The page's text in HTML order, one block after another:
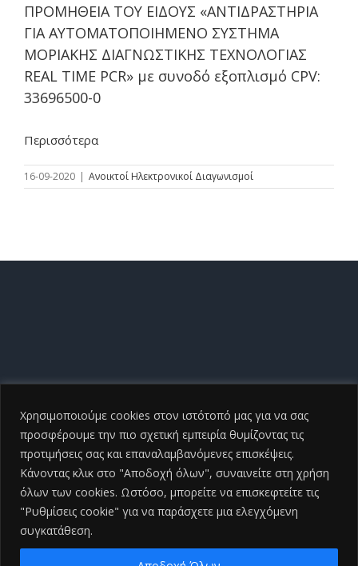
Χρησιμοποιούμε cookies στον ιστότοπό μας για να σας
προσφέρουμε την πιο σχετική εμπειρία θυμίζοντας τις
προτιμήσεις σας και επαναλαμβανόμενες επισκέψεις.
Κάνοντας κλικ στο "Αποδοχή όλων", συναινείτε στη χρήση
όλων των cookies. Ωστόσο, μπορείτε να επισκεφτείτε τις
"Ρυθμίσεις cookie" για να παράσχετε μια ελεγχόμενη
συγκατάθεση.
ΠΡΟΜΗΘΕΙΑ ΤΟΥ ΕΙΔΟΥΣ «ΑΝΤΙΔΡΑΣΤΗΡΙΑ
ΓΙΑ ΑΥΤΟΜΑΤΟΠΟΙΗΜΕΝΟ ΣΥΣΤΗΜΑ
ΜΟΡΙΑΚΗΣ ΔΙΑΓΝΩΣΤΙΚΗΣ ΤΕΧΝΟΛΟΓΙΑΣ
REAL TIME PCR» με συνοδό εξοπλισμό CPV:
33696500-0
Περισσότερα
16-09-2020 | Ανοικτοί Ηλεκτρονικοί Διαγωνισμοί
Copyright ©2026 Γενικό Νοσοκομείο Ηλείας |All Rights
2026 | Developed by